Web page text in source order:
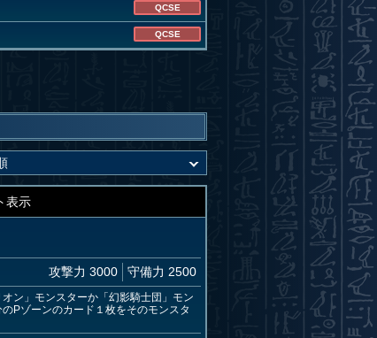
QCSE
QCSE
表示
攻撃力 3000
守備力 2500
ン」モンスターか「幻影騎士団」モン
Pゾーンのカード１枚をそのモンスタ